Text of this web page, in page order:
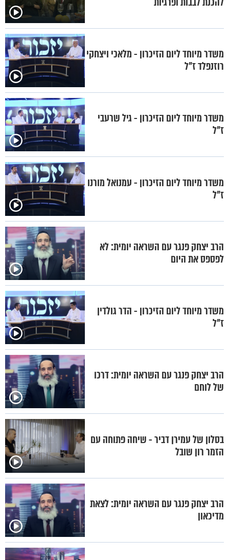
משדר מיוחד ליום הזיכרון - מלאכי ויצחקי
רוזנפלד ז"ל
משדר מיוחד ליום הזיכרון - גיל שרעבי
ז"ל
משדר מיוחד ליום הזיכרון - עמנואל מורנו
ז"ל
הרב יצחק פנגר עם השראה יומית: לא
לפספס את היום
משדר מיוחד ליום הזיכרון - הדר גולדין
ז"ל
הרב יצחק פנגר עם השראה יומית: דרכו
של לוחם
בסלון של עמירן דביר - שיחה פתוחה עם
הזמר רון שובל
הרב יצחק פנגר עם השראה יומית: לצאת
מדיכאון